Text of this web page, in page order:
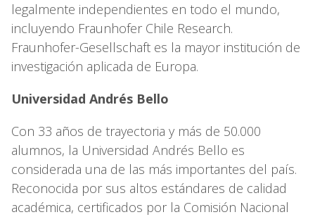
legalmente independientes en todo el mundo,
incluyendo Fraunhofer Chile Research.
Fraunhofer-Gesellschaft es la mayor institución de
investigación aplicada de Europa.
Universidad Andrés Bello
Con 33 años de trayectoria y más de 50.000
alumnos, la Universidad Andrés Bello es
considerada una de las más importantes del país.
Reconocida por sus altos estándares de calidad
académica, certificados por la Comisión Nacional